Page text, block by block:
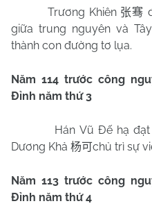
Trương Khiên 张骞
giữa trung nguyên và
thành con đường tơ lụa.
Năm 114 trước công
Đỉnh năm thứ 3
Hán Vũ Đế hạ đạt
Dương Khả 杨可chủ trì sự
Năm 113 trước công
Đỉnh năm thứ 4